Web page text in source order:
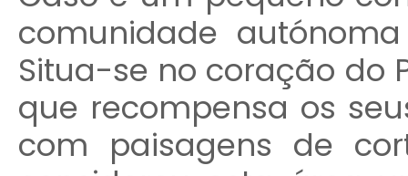
comunidade
Situa-se no coração do
que recompensa os
com paisagens de